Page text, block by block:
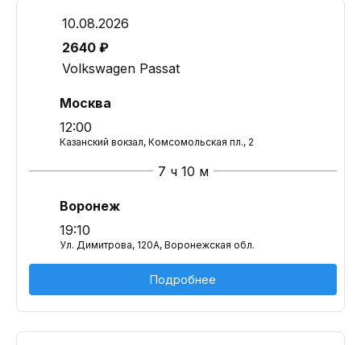
10.08.2026
2640 ₽
Volkswagen Passat
Москва
12:00
Казанский вокзал, Комсомольская пл., 2
7 ч 10 м
Воронеж
19:10
Ул. Димитрова, 120А, Воронежская обл.
Подробнее